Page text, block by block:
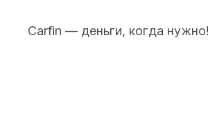
рублей) и срок займа (до
Carfin — деньги, когда нужно!